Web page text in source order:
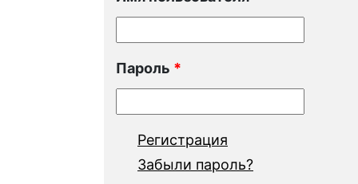
Пароль *
Регистрация
Забыли пароль?